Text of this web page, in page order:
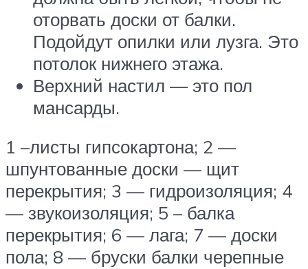
оторвать доски от балки.
Подойдут опилки или лузга. Это
потолок нижнего этажа.
Верхний настил — это пол
мансарды.
1 –листы гипсокартона; 2 —
шпунтованные доски — щит
перекрытия; 3 — гидроизоляция; 4
— звукоизоляция; 5 – балка
перекрытия; 6 — лага; 7 — доски
пола; 8 — бруски балки черепные